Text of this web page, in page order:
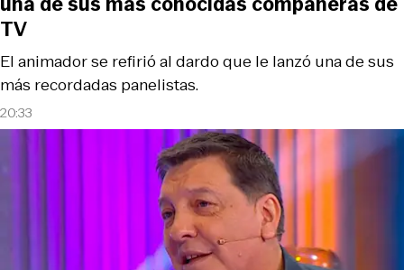
20:33
El animador se refirió al dardo que le lanzó una de sus
más recordadas panelistas.
TV